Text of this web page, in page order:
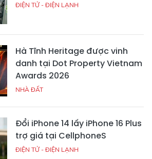
ĐIỆN TỬ - ĐIỆN LẠNH
Hà Tĩnh Heritage được vinh
danh tại Dot Property Vietnam
Awards 2026
NHÀ ĐẤT
Đổi iPhone 14 lấy iPhone 16 Plus
trợ giá tại CellphoneS
ĐIỆN TỬ - ĐIỆN LẠNH